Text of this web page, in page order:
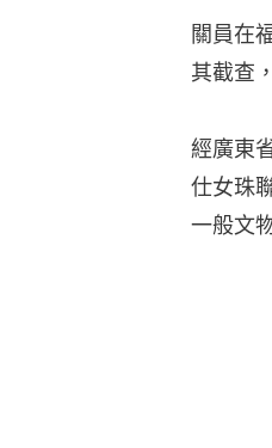
關員在
其截查
經廣東
仕女珠
一般文